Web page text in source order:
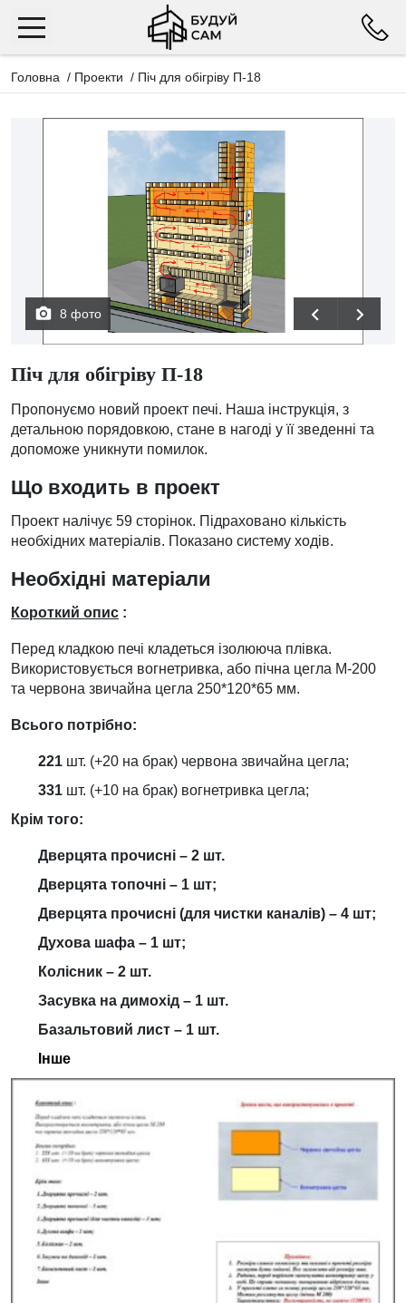
Головна / Проекти / Піч для обігріву П-18
8 фото
Піч для обігріву П-18
Пропонуємо новий проект печі. Наша інструкція, з
детальною порядовкою, стане в нагоді у її зведенні та
допоможе уникнути помилок.
Що входить в проект
Проект налічує 59 сторінок. Підраховано кількість
необхідних матеріалів. Показано систему ходів.
Необхідні матеріали
Короткий опис :
Перед кладкою печі кладеться ізолююча плівка.
Використовується вогнетривка, або пічна цегла М-200
та червона звичайна цегла 250*120*65 мм.
Всього потрібно:
221 шт. (+20 на брак) червона звичайна цегла;
331 шт. (+10 на брак) вогнетривка цегла;
Крім того:
Дверцята прочисні – 2 шт.
Дверцята топочні – 1 шт;
Дверцята прочисні (для чистки каналів) – 4 шт;
Духова шафа – 1 шт;
Колісник – 2 шт.
Засувка на димохід – 1 шт.
Базальтовий лист – 1 шт.
Інше